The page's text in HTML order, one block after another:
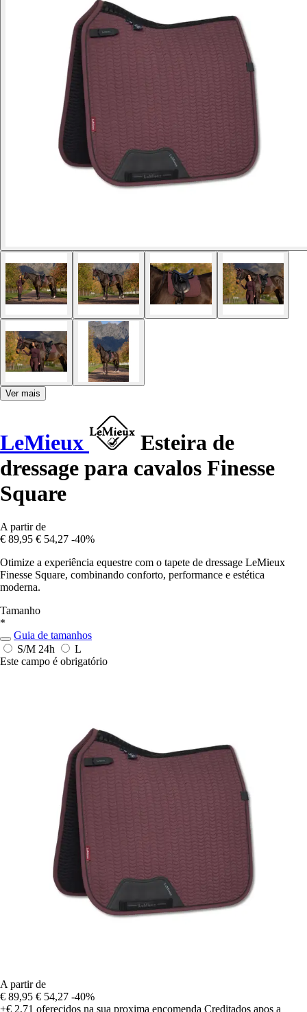
Ver mais
LeMieux
Esteira de
dressage para cavalos Finesse
Square
A partir de
€ 89,95 € 54,27 -40%
Otimize a experiência equestre com o tapete de dressage LeMieux
Finesse Square, combinando conforto, performance e estética
moderna.
Tamanho
*
Guia de tamanhos
S/M 24h
L
Este campo é obrigatório
A partir de
€ 89,95 € 54,27 -40%
+€ 2,71 oferecidos na sua proxima encomenda Creditados apos a